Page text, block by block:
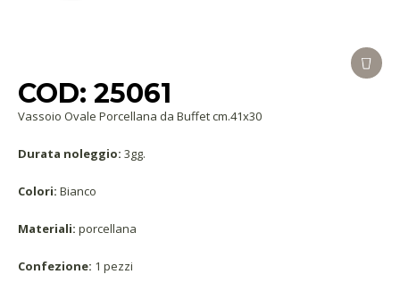
COD: 25061
Vassoio Ovale Porcellana da Buffet cm.41x30
Durata noleggio: 3gg.
Colori: Bianco
Materiali: porcellana
Confezione: 1 pezzi